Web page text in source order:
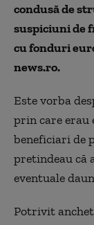
condusă de
suspiciuni de
cu fonduri
news.ro.
Este vorba
prin care erau
beneficiari de
pretindeau că
eventuale
Potrivit